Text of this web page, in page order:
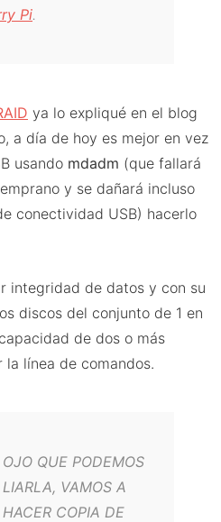
Pi.
ya lo expliqué en el blog
a día de hoy es mejor en vez
usando mdadm (que fallará
y se dañará incluso
conectividad USB) hacerlo
integridad de datos y con su
discos del conjunto de 1 en
de dos o más
la línea de comandos.
OJO QUE PODEMOS
LIARLA, VAMOS A
HACER COPIA DE